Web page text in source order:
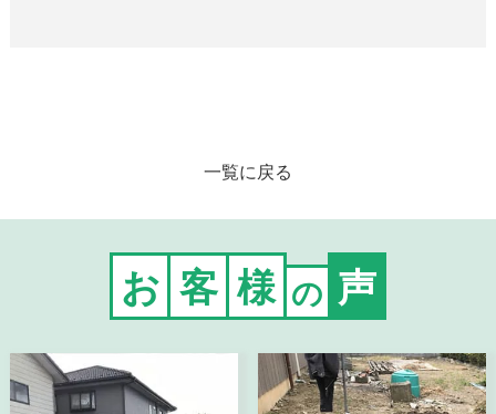
一覧に戻る
お 客 様 の 声